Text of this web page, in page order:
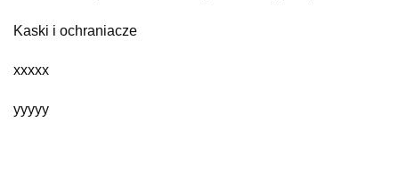
Kaski i ochraniacze
xxxxx
yyyyy